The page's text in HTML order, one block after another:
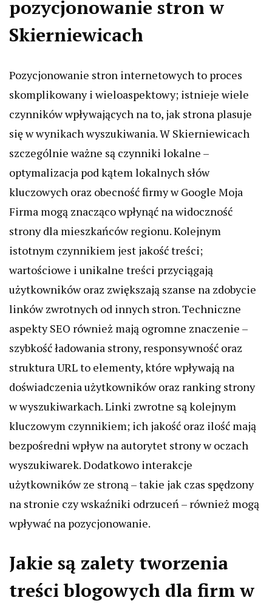
pozycjonowanie stron w
Skierniewicach
Pozycjonowanie stron internetowych to proces
skomplikowany i wieloaspektowy; istnieje wiele
czynników wpływających na to, jak strona plasuje
się w wynikach wyszukiwania. W Skierniewicach
szczególnie ważne są czynniki lokalne –
optymalizacja pod kątem lokalnych słów
kluczowych oraz obecność firmy w Google Moja
Firma mogą znacząco wpłynąć na widoczność
strony dla mieszkańców regionu. Kolejnym
istotnym czynnikiem jest jakość treści;
wartościowe i unikalne treści przyciągają
użytkowników oraz zwiększają szanse na zdobycie
linków zwrotnych od innych stron. Techniczne
aspekty SEO również mają ogromne znaczenie –
szybkość ładowania strony, responsywność oraz
struktura URL to elementy, które wpływają na
doświadczenia użytkowników oraz ranking strony
w wyszukiwarkach. Linki zwrotne są kolejnym
kluczowym czynnikiem; ich jakość oraz ilość mają
bezpośredni wpływ na autorytet strony w oczach
wyszukiwarek. Dodatkowo interakcje
użytkowników ze stroną – takie jak czas spędzony
na stronie czy wskaźniki odrzuceń – również mogą
wpływać na pozycjonowanie.
Jakie są zalety tworzenia
treści blogowych dla firm w